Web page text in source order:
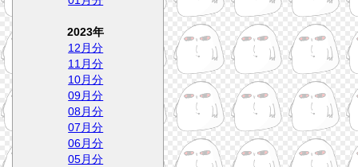
2023年
12月分
11月分
10月分
09月分
08月分
07月分
06月分
05月分